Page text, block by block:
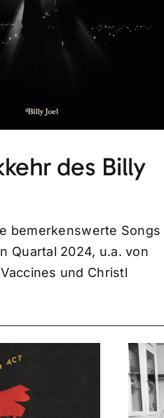
des Billy
bemerkenswerte Songs
Quartal 2024, u.a. von
und Christl